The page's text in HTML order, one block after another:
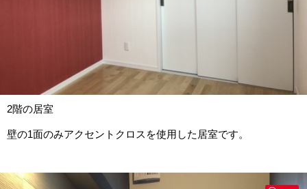
2階の居室
壁の1面のみアクセントクロスを使用した居室です。